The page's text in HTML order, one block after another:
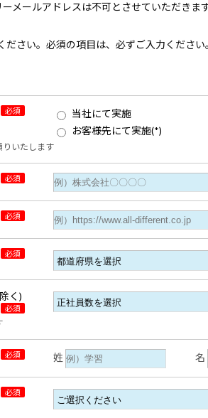
メールアドレスは不可とさせていただきます
さい。必須の項目は、必ずご入力ください